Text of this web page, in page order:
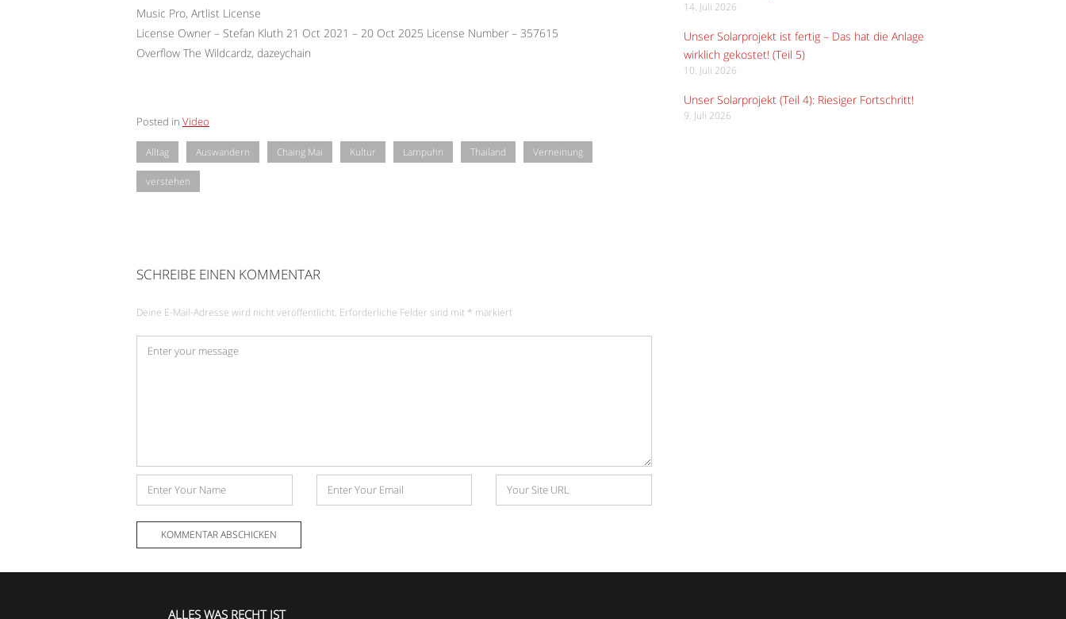
Music Pro, Artlist License
License Owner – Stefan Kluth 21 Oct 2021 – 20 Oct 2025 License Number – 357615
Overflow The Wildcardz, dazeychain
Posted in Video
Alltag Auswandern Chaing Mai Kultur Lampuhn Thailand Verneinung
verstehen
SCHREIBE EINEN KOMMENTAR
Deine E-Mail-Adresse wird nicht veröffentlicht. Erforderliche Felder sind mit * markiert
Kommentar
Name
Mail-
Website
14. Juli 2026
Unser Solarprojekt ist fertig – Das hat die Anlage
wirklich gekostet! (Teil 5)
10. Juli 2026
Unser Solarprojekt (Teil 4): Riesiger Fortschritt!
9. Juli 2026
ALLES WAS RECHT IST